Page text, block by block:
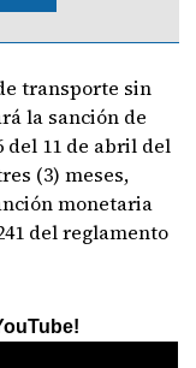
transporte sin
la sanción de
del 11 de abril del
(3) meses,
monetaria
del reglamento